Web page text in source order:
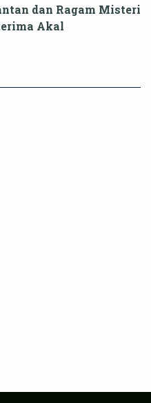
dan Ragam Misteri
Akal